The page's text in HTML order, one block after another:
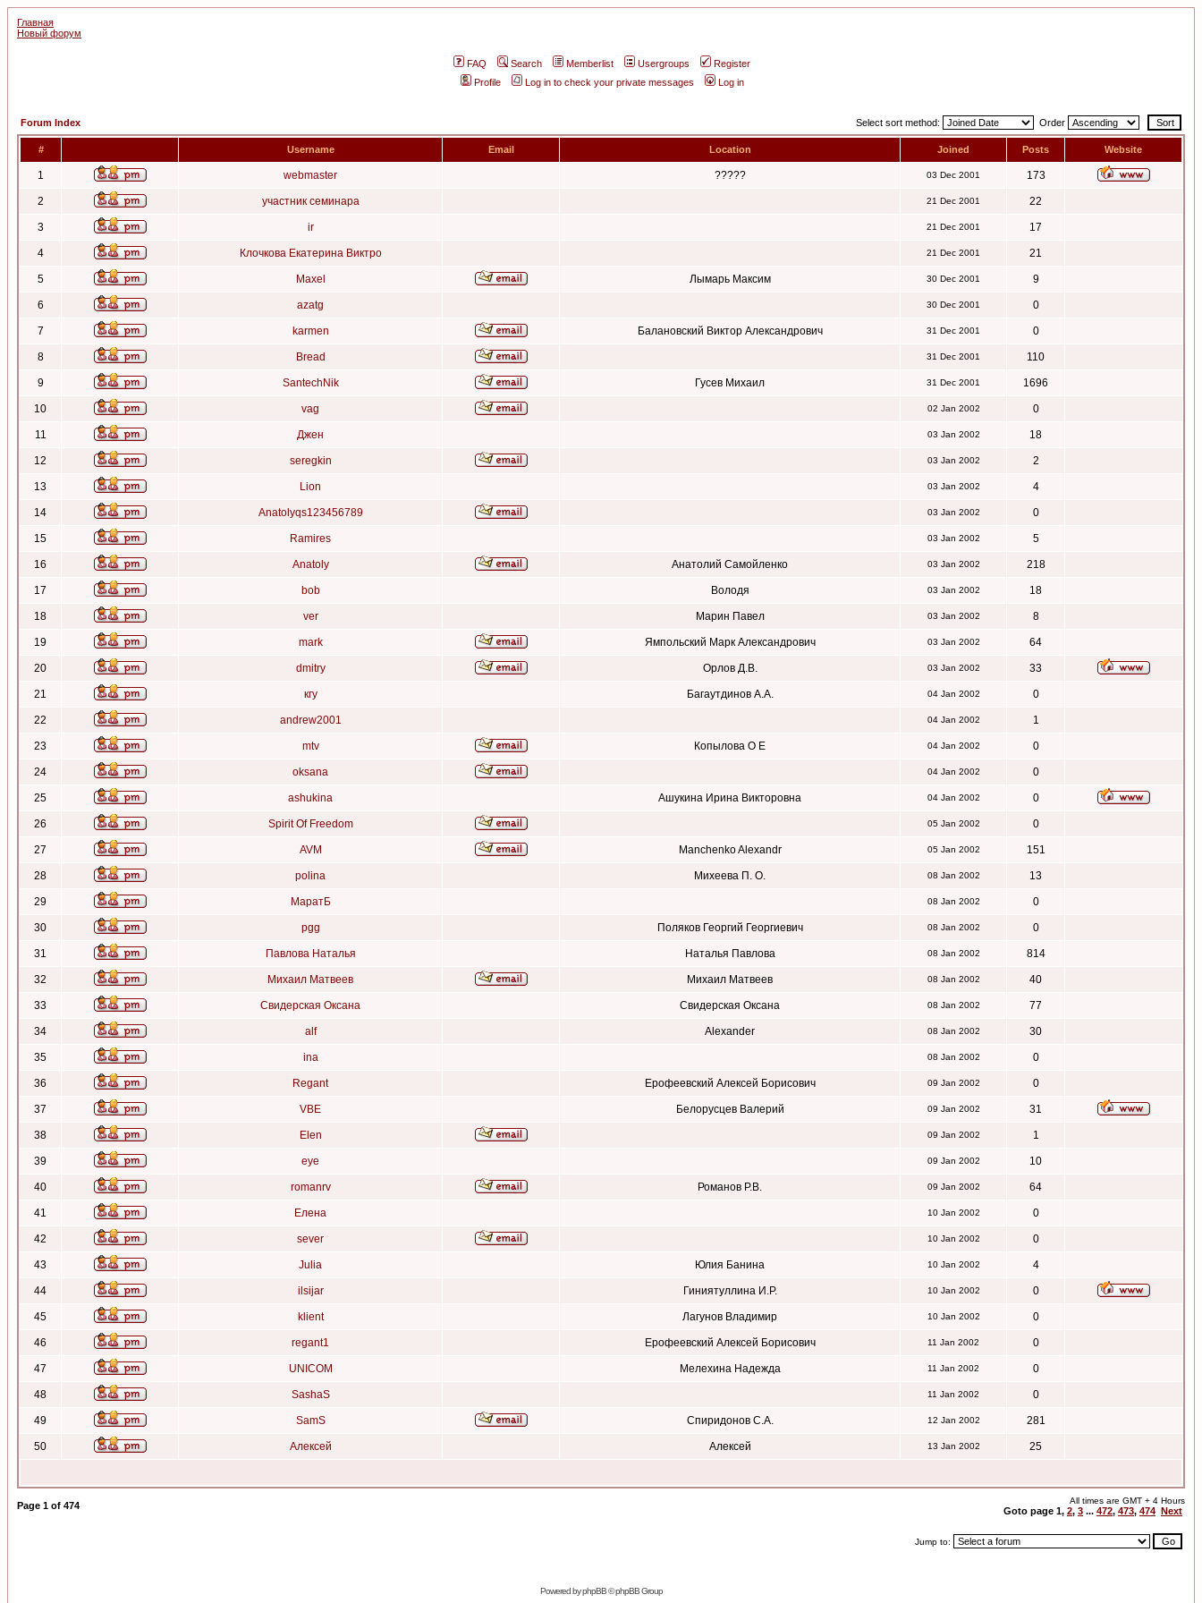
Главная
Новый форум
FAQ Search Memberlist Usergroups
Register
Profile
Log in to check your private messages Log in
Forum Index Select sort method: Order
# Username Email Location Joined Posts Website
1 webmaster ????? 03 Dec 2001 173
2 участник семинара 21 Dec 2001 22
3 ir 21 Dec 2001 17
4 Клочкова Екатерина Виктро 21 Dec 2001 21
5 Maxel Лымарь Максим 30 Dec 2001 9
6 azatg 30 Dec 2001 0
7 karmen Балановский Виктор Александрович 31 Dec 2001 0
8 Bread 31 Dec 2001 110
9 SantechNik Гусев Михаил 31 Dec 2001 1696
10 vag 02 Jan 2002 0
11 Джен 03 Jan 2002 18
12 seregkin 03 Jan 2002 2
13 Lion 03 Jan 2002 4
14 Anatolyqs123456789 03 Jan 2002 0
15 Ramires 03 Jan 2002 5
16 Anatoly Анатолий Самойленко 03 Jan 2002 218
17 bob Володя 03 Jan 2002 18
18 ver Марин Павел 03 Jan 2002 8
19 mark Ямпольский Марк Александрович 03 Jan 2002 64
20 dmitry Орлов Д.В. 03 Jan 2002 33
21 кгу Багаутдинов А.А. 04 Jan 2002 0
22 andrew2001 04 Jan 2002 1
23 mtv Копылова О Е 04 Jan 2002 0
24 oksana 04 Jan 2002 0
25 ashukina Ашукина Ирина Викторовна 04 Jan 2002 0
26 Spirit Of Freedom 05 Jan 2002 0
27 AVM Manchenko Alexandr 05 Jan 2002 151
28 polina Михеева П. О. 08 Jan 2002 13
29 МаратБ 08 Jan 2002 0
30 pgg Поляков Георгий Георгиевич 08 Jan 2002 0
31 Павлова Наталья Наталья Павлова 08 Jan 2002 814
32 Михаил Матвеев Михаил Матвеев 08 Jan 2002 40
33 Свидерская Оксана Свидерская Оксана 08 Jan 2002 77
34 alf Alexander 08 Jan 2002 30
35 ina 08 Jan 2002 0
36 Regant Ерофеевский Алексей Борисович 09 Jan 2002 0
37 VBE Белорусцев Валерий 09 Jan 2002 31
38 Elen 09 Jan 2002 1
39 eye 09 Jan 2002 10
40 romanrv Романов Р.В. 09 Jan 2002 64
41 Елена 10 Jan 2002 0
42 sever 10 Jan 2002 0
43 Julia Юлия Банина 10 Jan 2002 4
44 ilsijar Гиниятуллина И.Р. 10 Jan 2002 0
45 klient Лагунов Владимир 10 Jan 2002 0
46 regant1 Ерофеевский Алексей Борисович 11 Jan 2002 0
47 UNICOM Мелехина Надежда 11 Jan 2002 0
48 SashaS 11 Jan 2002 0
49 SamS Спиридонов С.А. 12 Jan 2002 281
50 Алексей Алексей 13 Jan 2002 25
Page 1 of 474 All times are GMT + 4 Hours
Goto page 1, 2, 3 ... 472, 473, 474 Next
Jump to:
Powered byphpBB© phpBB Group